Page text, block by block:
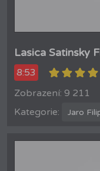
Lasica Satinsky
8:53
Zobrazení: 9 211
Kategorie:
Jaro